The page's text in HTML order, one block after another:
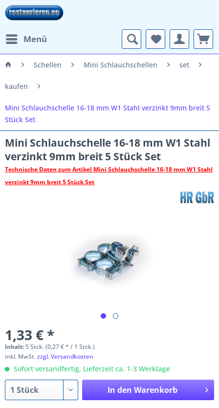
Menü
Schellen Mini Schlauchschellen set
kaufen
Mini Schlauchschelle 16-18 mm W1 Stahl verzinkt 9mm breit 5
Stück Set
Mini Schlauchschelle 16-18 mm W1 Stahl
verzinkt 9mm breit 5 Stück Set
Technische Daten zum Artikel Mini Schlauchschelle 16-18 mm W1 Stahl
verzinkt 9mm breit 5 Stück Set
1,33 € *
Inhalt:5 Stck. (0,27 € * / 1 Stck.)
inkl. MwSt.zzgl. Versandkosten
Sofort versandfertig, Lieferzeit ca. 1-3 Werktage
In den Warenkorb